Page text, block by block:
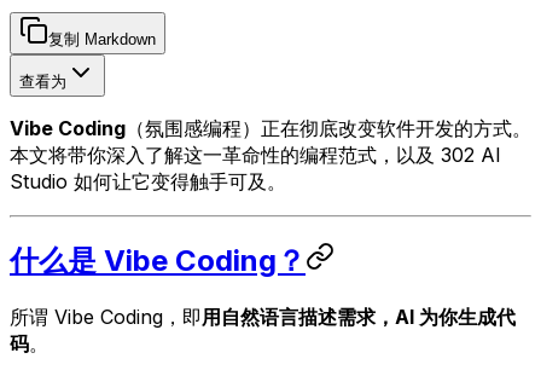
复制 Markdown
查看为
Vibe Coding （氛围感编程）正在彻底改变软件开发的方式。
本文将带你深入了解这一革命性的编程范式，以及 302 AI
Studio 如何让它变得触手可及。
什么是 Vibe Coding？
所谓 Vibe Coding，即 用自然语言描述需求，AI 为你生成代
码。